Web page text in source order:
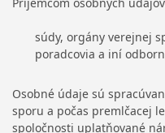
Príjemcom osobných
súdy, orgány verejnej
poradcovia a iní
Osobné údaje sú
sporu a počas premlčacej
spoločnosti uplatňované